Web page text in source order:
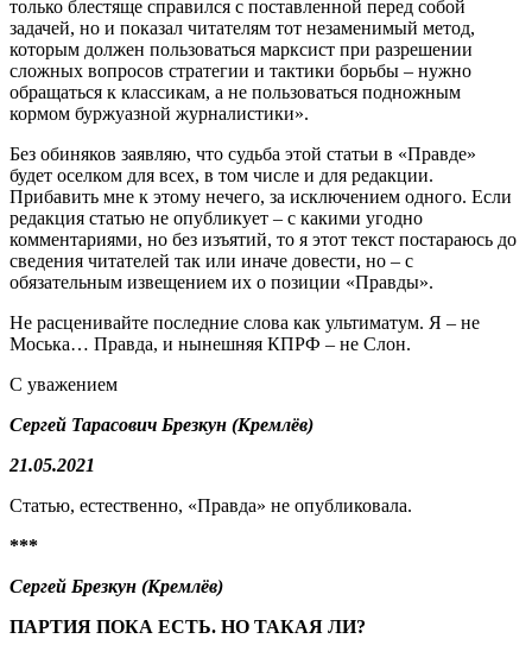
только блестяще справился с поставленной перед собой
задачей, но и показал читателям тот незаменимый метод,
которым должен пользоваться марксист при разрешении
сложных вопросов стратегии и тактики борьбы – нужно
обращаться к классикам, а не пользоваться подножным
кормом буржуазной журналистики».
Без обиняков заявляю, что судьба этой статьи в «Правде»
будет оселком для всех, в том числе и для редакции.
Прибавить мне к этому нечего, за исключением одного. Если
редакция статью не опубликует – с какими угодно
комментариями, но без изъятий, то я этот текст постараюсь до
сведения читателей так или иначе довести, но – с
обязательным извещением их о позиции «Правды».
Не расценивайте последние слова как ультиматум. Я – не
Моська… Правда, и нынешняя КПРФ – не Слон.
С уважением
Сергей Тарасович Брезкун (Кремлёв)
21.05.2021
Статью, естественно, «Правда» не опубликовала.
***
Сергей Брезкун (Кремлёв)
ПАРТИЯ ПОКА ЕСТЬ. НО ТАКАЯ ЛИ?